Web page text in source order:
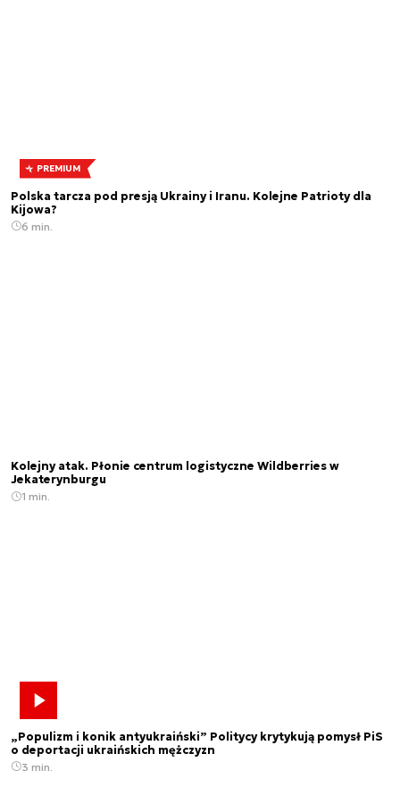
PREMIUM
Polska tarcza pod presją Ukrainy i Iranu. Kolejne Patrioty dla
Kijowa?
6 min.
Kolejny atak. Płonie centrum logistyczne Wildberries w
Jekaterynburgu
1 min.
„Populizm i konik antyukraiński” Politycy krytykują pomysł PiS
o deportacji ukraińskich mężczyzn
3 min.